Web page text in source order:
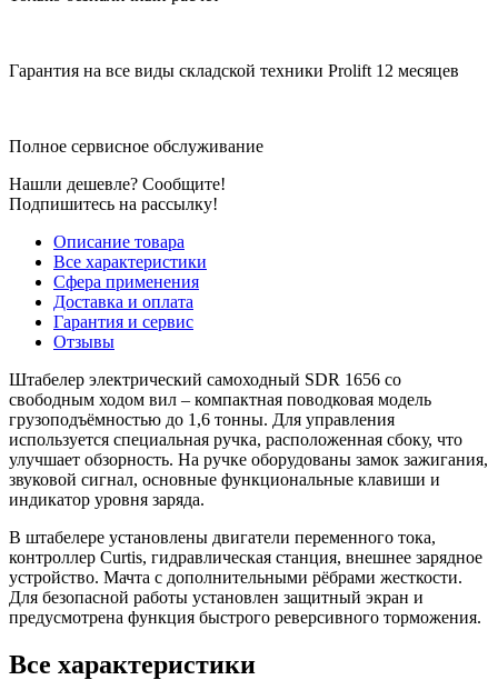
Гарантия на все виды складской техники Prolift 12 месяцев
Полное сервисное обслуживание
Нашли дешевле? Сообщите!
Подпишитесь на рассылку!
Описание товара
Все характеристики
Сфера применения
Доставка и оплата
Гарантия и сервис
Отзывы
Штабелер электрический самоходный SDR 1656 со
свободным ходом вил – компактная поводковая модель
грузоподъёмностью до 1,6 тонны. Для управления
используется специальная ручка, расположенная сбоку, что
улучшает обзорность. На ручке оборудованы замок зажигания,
звуковой сигнал, основные функциональные клавиши и
индикатор уровня заряда.
В штабелере установлены двигатели переменного тока,
контроллер Curtis, гидравлическая станция, внешнее зарядное
устройство. Мачта с дополнительными рёбрами жесткости.
Для безопасной работы установлен защитный экран и
предусмотрена функция быстрого реверсивного торможения.
Все характеристики